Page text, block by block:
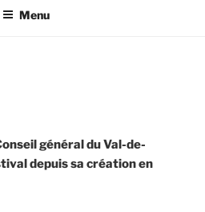
Menu
général du Val-de-
depuis sa création en